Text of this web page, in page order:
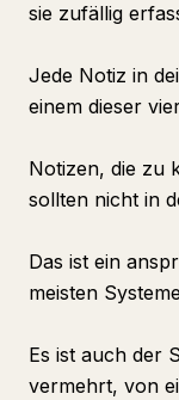
sie zufällig
Jede Notiz in
einem dieser
Notizen, die zu
sollten nicht in
Das ist ein
meisten
Es ist auch der
vermehrt, von